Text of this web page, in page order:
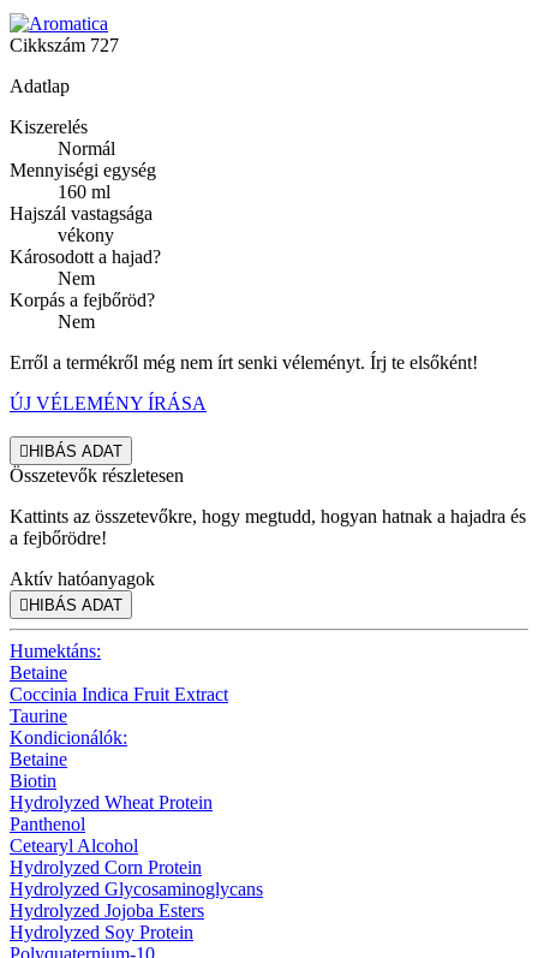
Cikkszám 727
Adatlap
Kiszerelés
Normál
Mennyiségi egység
160 ml
Hajszál vastagsága
vékony
Károsodott a hajad?
Nem
Korpás a fejbőröd?
Nem
Erről a termékről még nem írt senki véleményt. Írj te elsőként!
ÚJ VÉLEMÉNY ÍRÁSA
HIBÁS ADAT
Összetevők részletesen
Kattints az összetevőkre, hogy megtudd, hogyan hatnak a hajadra és
a fejbőrödre!
Aktív hatóanyagok
HIBÁS ADAT
Humektáns:
Betaine
Coccinia Indica Fruit Extract
Taurine
Kondicionálók:
Betaine
Biotin
Hydrolyzed Wheat Protein
Panthenol
Cetearyl Alcohol
Hydrolyzed Corn Protein
Hydrolyzed Glycosaminoglycans
Hydrolyzed Jojoba Esters
Hydrolyzed Soy Protein
Polyquaternium-10